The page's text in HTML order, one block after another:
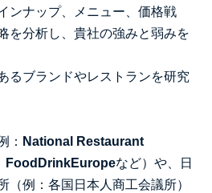
ンナップ、メニュー、価格戦
を分析し、貴社の強みと弱みを
るブランドやレストランを研究
： National Restaurant
FoodDrinkEuropeなど）や、日
（例：各国日本人商工会議所）